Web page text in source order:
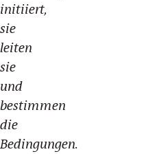
initiiert,
sie
leiten
sie
und
bestimmen
die
Bedingungen.